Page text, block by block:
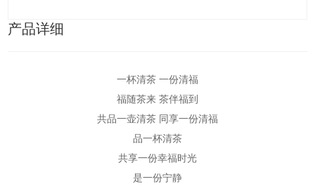
产品详细
一杯清茶 一份清福
福随茶来 茶伴福到
共品一壶清茶 同享一份清福
品一杯清茶
共享一份幸福时光
是一份宁静